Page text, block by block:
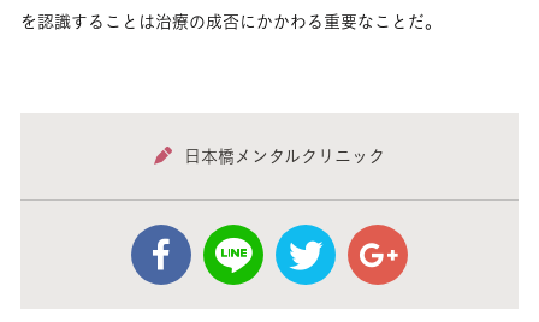
を認識することは治療の成否にかかわる重要なことだ。
日本橋メンタルクリニック